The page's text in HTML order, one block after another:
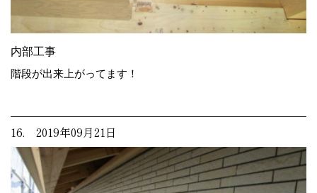
内部工事
階段が出来上がってます！
16. 2019年09月21日